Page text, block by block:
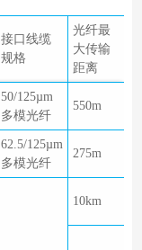
接口线缆
规格
光纤最
大传输
距离
50/125µm
多模光纤
550m
62.5/125µm
多模光纤
275m
10km